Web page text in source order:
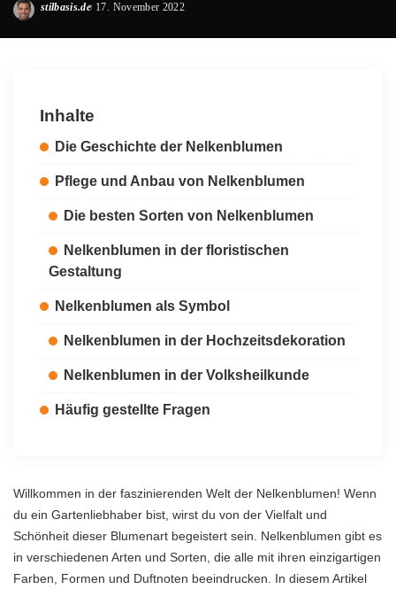
Posted
stilbasis.de 17. November 2022
Inhalte
Die Geschichte der Nelkenblumen
Pflege und Anbau von Nelkenblumen
Die besten Sorten von Nelkenblumen
Nelkenblumen in der floristischen
Gestaltung
Nelkenblumen als Symbol
Nelkenblumen in der Hochzeitsdekoration
Nelkenblumen in der Volksheilkunde
Häufig gestellte Fragen
Willkommen in der faszinierenden Welt der Nelkenblumen! Wenn
du ein Gartenliebhaber bist, wirst du von der Vielfalt und
Schönheit dieser Blumenart begeistert sein. Nelkenblumen gibt es
in verschiedenen Arten und Sorten, die alle mit ihren einzigartigen
Farben, Formen und Duftnoten beeindrucken. In diesem Artikel